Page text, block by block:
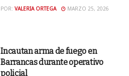
POR: VALERIA ORTEGA MARZO 25, 2026
Incautan arma de fuego en
Barrancas durante operativo
policial